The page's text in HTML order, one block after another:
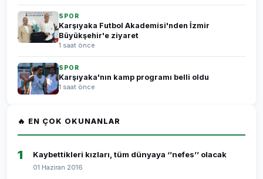
SPOR
Karşıyaka Futbol Akademisi'nden İzmir
Büyükşehir'e ziyaret
1 saat önce
SPOR
Karşıyaka'nın kamp programı belli oldu
1 saat önce
🔥 EN ÇOK OKUNANLAR
1 Kaybettikleri kızları, tüm dünyaya ‘’nefes’’ olacak
01 Haziran 2016